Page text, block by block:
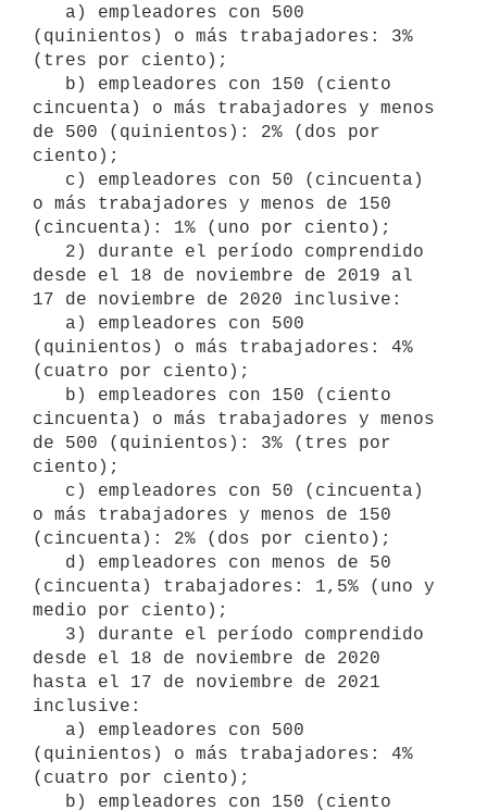
(quinientos) o más trabajadores: 3%
(tres por ciento);
cincuenta) o más trabajadores y menos
de 500 (quinientos): 2% (dos por
ciento);
o más trabajadores y menos de 150
(cincuenta): 1% (uno por ciento);
desde el 18 de noviembre de 2019 al
17 de noviembre de 2020 inclusive:
(quinientos) o más trabajadores: 4%
(cuatro por ciento);
cincuenta) o más trabajadores y menos
de 500 (quinientos): 3% (tres por
ciento);
o más trabajadores y menos de 150
(cincuenta): 2% (dos por ciento);
(cincuenta) trabajadores: 1,5% (uno y
medio por ciento);
desde el 18 de noviembre de 2020
hasta el 17 de noviembre de 2021
inclusive:
(quinientos) o más trabajadores: 4%
(cuatro por ciento);